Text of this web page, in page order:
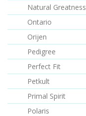
Natural Greatness
Ontario
Orijen
Pedigree
Perfect Fit
Petkult
Primal Spirit
Polaris